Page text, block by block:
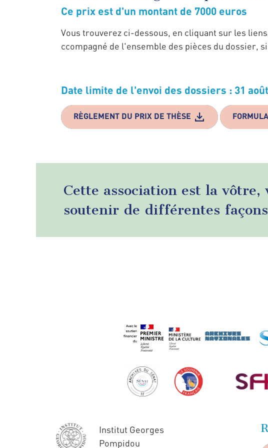
Ce prix est d'un montant de 7000 euros
Vous trouverez ci-dessous, en cliquant sur les
ccompagné de l'ensemble des pièces du dossier,
Date limite de l'envoi des dossiers : 31
RÈGLEMENT DU PRIX DE THÈSE
Cette association est la vôtre,
soutenir de différentes façons
Institut Georges
Pompidou